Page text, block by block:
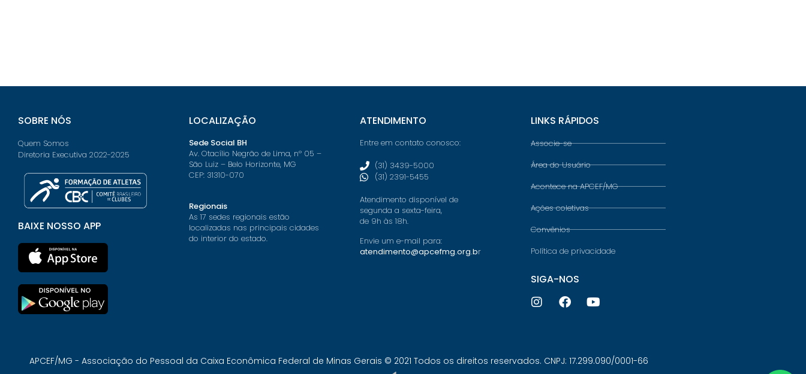
SOBRE NÓS
Quem Somos
Diretoria Executiva 2022-2025
BAIXE NOSSO APP
LOCALIZAÇÃO
Sede Social BH
Av. Otacílio Negrão de Lima, nº 05 –
São Luiz – Belo Horizonte, MG
CEP: 31310-070
Regionais
As 17 sedes regionais estão
localizadas nas principais cidades
do interior do estado.
ATENDIMENTO
Entre em contato conosco:
(31) 3439-5000
(31) 2391-5455
Atendimento disponível de
segunda a sexta-feira,
de 9h às 18h.
Envie um e-mail para:
atendimento@apcefmg.org.br
LINKS RÁPIDOS
Associe-se
Área do Usuário
Acontece na APCEF/MG
Ações coletivas
Convênios
Política de privacidade
SIGA-NOS
APCEF/MG - Associação do Pessoal da Caixa Econômica Federal de Minas Gerais © 2021 Todos os direitos reservados. CNPJ: 17.299.090/0001-66